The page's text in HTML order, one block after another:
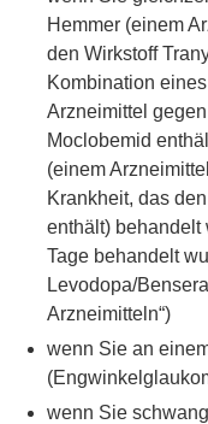
Hemmer (einem
den Wirkstoff
Kombination
Arzneimittel
Moclobemid
(einem
Krankheit, das
enthält) behandelt
Tage behandelt
Levodopa/
Arzneimitteln“)
wenn Sie an
wenn Sie